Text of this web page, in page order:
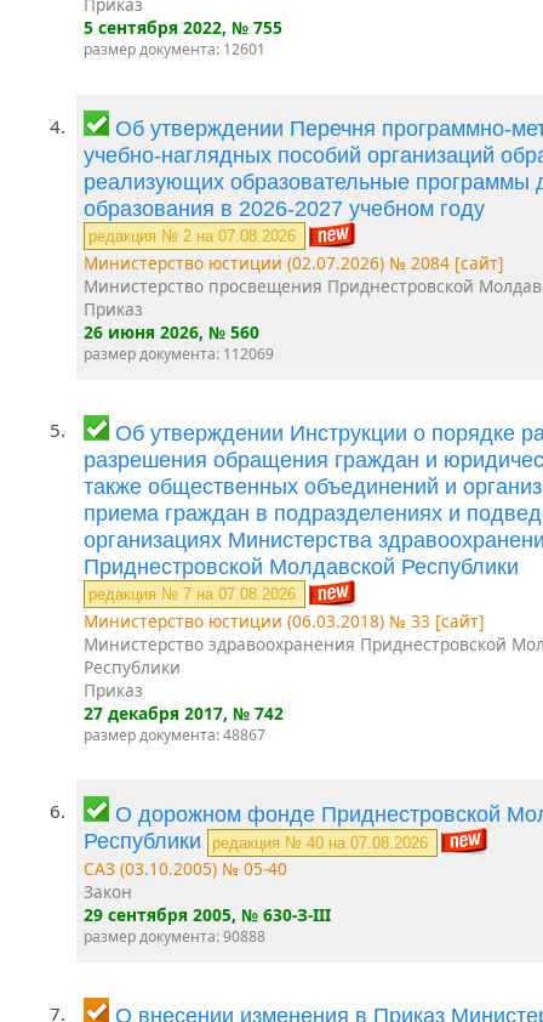
5 сентября 2022, № 755
размер документа: 12601
4.
Об утверждении Перечня программно-
учебно-наглядных пособий организаций
реализующих образовательные программы
образования в 2026-2027 учебном году
редакция № 2 на 07.08.2026
Министерство юстиции (02.07.2026) № 2084 [сайт]
Министерство просвещения Приднестровской
Приказ
26 июня 2026, № 560
размер документа: 112069
5.
Об утверждении Инструкции о порядке
разрешения обращения граждан и
также общественных объединений и
приема граждан в подразделениях и
организациях Министерства
Приднестровской Молдавской Республики
редакция № 7 на 07.08.2026
Министерство юстиции (06.03.2018) № 33 [сайт]
Министерство здравоохранения Приднестровской
Республики
Приказ
27 декабря 2017, № 742
размер документа: 48867
6.
О дорожном фонде Приднестровской
Республики
редакция № 40 на 07.08.2026
САЗ (03.10.2005) № 05-40
Закон
29 сентября 2005, № 630-З-III
размер документа: 90888
7. О внесении изменения в Приказ